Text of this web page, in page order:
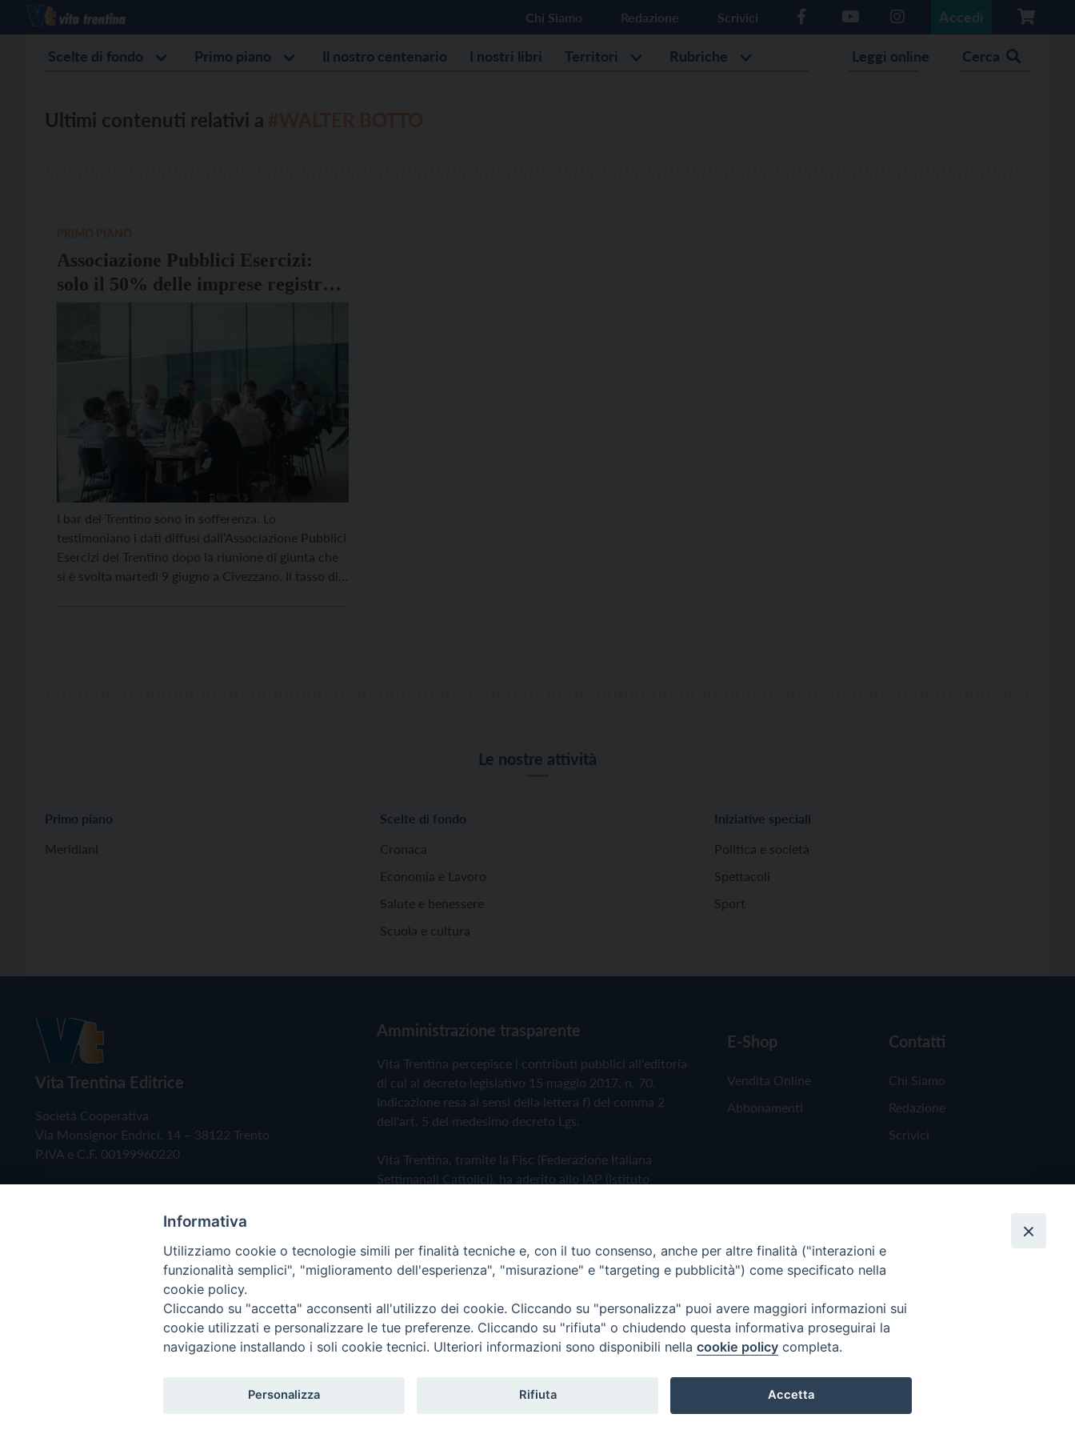
Chi Siamo Redazione Scrivici Accedi
Scelte di fondo Primo piano Il nostro centenario I nostri libri Territori Rubriche Leggi online Cerca
Ultimi contenuti relativi a
Associazione Pubblici Esercizi:
solo il 50% delle imprese registrate
nel 2020 era sopravvissuto nel 2025
I bar del Trentino sono in sofferenza. Lo
testimoniano i dati diffusi dall’Associazione Pubblici
Esercizi del Trentino dopo la riunione di giunta che
si è svolta martedì 9 giugno a Civezzano. Il tasso di
Le nostre attività
Primo piano
Meridiani
Scelte di fondo
Cronaca
Economia e Lavoro
Salute e benessere
Scuola e cultura
Iniziative speciali
Politica e società
Spettacoli
Sport
Vita Trentina Editrice
Società Cooperativa
Via Monsignor Endrici, 14 – 38122 Trento
P.IVA e C.F. 00199960220
Amministrazione trasparente
Vita Trentina percepisce i contributi pubblici all'editoria
di cui al decreto legislativo 15 maggio 2017, n. 70.
Indicazione resa ai sensi della lettera f) del comma 2
dell'art. 5 del medesimo decreto Lgs.
Vita Trentina, tramite la Fisc (Federazione Italiana
Settimanali Cattolici), ha aderito allo IAP (Istituto
Privacy Policy Cookie Policy
E-Shop
Vendita Online
Abbonamenti
Contatti
Chi Siamo
Redazione
Scrivici
Copyright © 2019 - Tutti i diritti riservati - Vita Trentina Editrice
Informativa
Utilizziamo cookie o tecnologie simili per finalità tecniche e, con il tuo consenso, anche per altre finalità ("interazioni e
funzionalità semplici", "miglioramento dell'esperienza", "misurazione" e "targeting e pubblicità") come specificato nella
cookie policy.
Cliccando su "accetta" acconsenti all'utilizzo dei cookie. Cliccando su "personalizza" puoi avere maggiori informazioni sui
cookie utilizzati e personalizzare le tue preferenze. Cliccando su "rifiuta" o chiudendo questa informativa proseguirai la
navigazione installando i soli cookie tecnici. Ulteriori informazioni sono disponibili nella cookie policy completa.
Personalizza Rifiuta Accetta